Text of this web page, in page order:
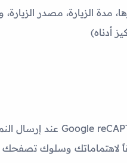
الزيارة، مصدر الزيارة،
أدناه)